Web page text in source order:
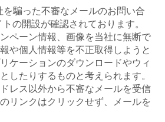
騙った不審なメールのお問い合
の開設が確認されております。
ペーン情報、画像を当社に無断で
や個人情報等を不正取得しようと
ケーションのダウンロードやウィ
したりするものと考えられます。
レス以外から不審なメールを受信
リンクはクリックせず、メールを